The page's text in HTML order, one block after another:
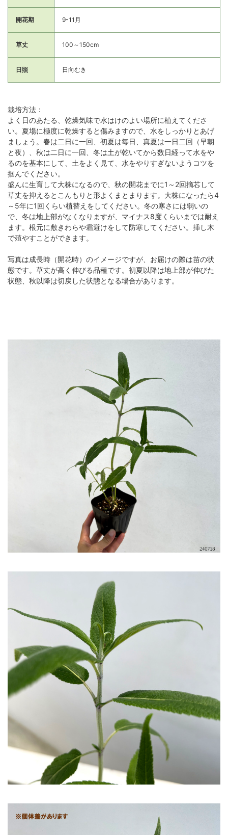
開花期 9-11月
草丈 100～150cm
日照 日向むき
栽培方法：
よく日のあたる、乾燥気味で水はけのよい場所に植えてくださ
い。夏場に極度に乾燥すると傷みますので、水をしっかりとあげ
ましょう。春は二日に一回、初夏は毎日、真夏は一日二回（早朝
と夜）、秋は二日に一回、冬は土が乾いてから数日経って水をや
るのを基本にして、土をよく見て、水をやりすぎないようコツを
掴んでください。
盛んに生育して大株になるので、秋の開花までに1～2回摘芯して
草丈を抑えるとこんもりと形よくまとまります。大株になったら4
～5年に1回くらい植替えをしてください。冬の寒さには弱いの
で、冬は地上部がなくなりますが、マイナス8度くらいまでは耐え
ます。根元に敷きわらや霜避けをして防寒してください。挿し木
で殖やすことができます。
写真は成長時（開花時）のイメージですが、お届けの際は苗の状
態です。草丈が高く伸びる品種です。初夏以降は地上部が伸びた
状態、秋以降は切戻した状態となる場合があります。